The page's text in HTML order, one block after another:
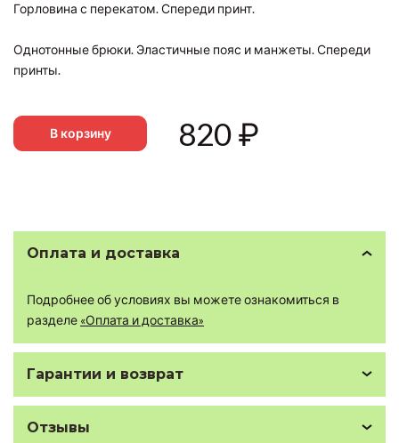
Горловина с перекатом. Спереди принт.
Однотонные брюки. Эластичные пояс и манжеты. Спереди
принты.
В корзину 820₽
Оплата и доставка
Подробнее об условиях вы можете ознакомиться в
разделе «Оплата и доставка»
Гарантии и возврат
Отзывы